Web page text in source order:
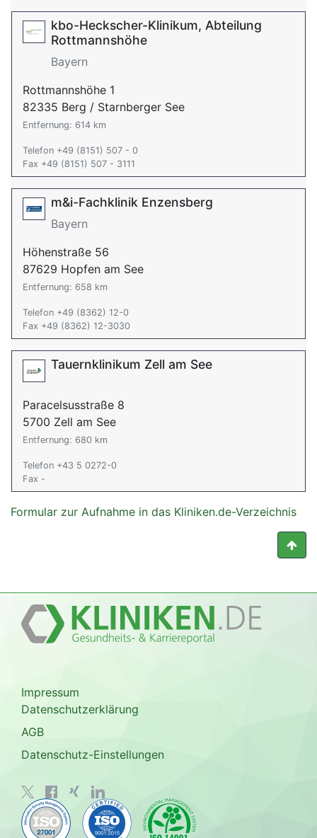
kbo-Heckscher-Klinikum, Abteilung
Rottmannshöhe
Bayern
Rottmannshöhe 1
82335 Berg / Starnberger See
Entfernung: 614 km
Telefon +49 (8151) 507 - 0
Fax +49 (8151) 507 - 3111
m&i-Fachklinik Enzensberg
Bayern
Höhenstraße 56
87629 Hopfen am See
Entfernung: 658 km
Telefon +49 (8362) 12-0
Fax +49 (8362) 12-3030
Tauernklinikum Zell am See
Paracelsusstraße 8
5700 Zell am See
Entfernung: 680 km
Telefon +43 5 0272-0
Fax -
Formular zur Aufnahme in das Kliniken.de-Verzeichnis
Impressum
Datenschutzerklärung
AGB
Datenschutz-Einstellungen